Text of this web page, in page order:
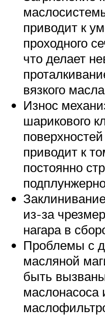
приводит к
проходного
что делает
вязкого
Износ
шарикового
приводит к
постоянно
из-за
нагара в
Проблемы с
масляной
быть
маслонасоса